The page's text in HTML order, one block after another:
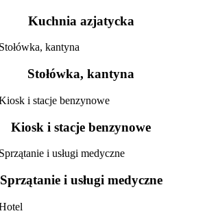
Kuchnia azjatycka
Stołówka, kantyna
Kiosk i stacje benzynowe
Sprzątanie i usługi medyczne